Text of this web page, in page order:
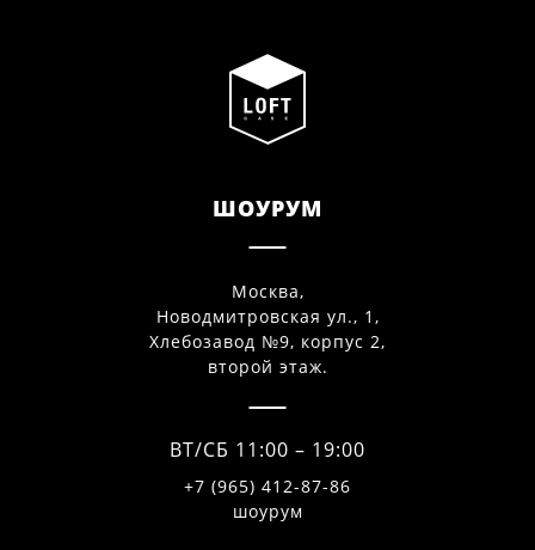
ШОУРУМ
Москва,
Новодмитровская ул., 1,
Хлебозавод №9, корпус 2,
второй этаж.
ВТ/СБ 11:00 – 19:00
+7 (965) 412-87-86
шоурум